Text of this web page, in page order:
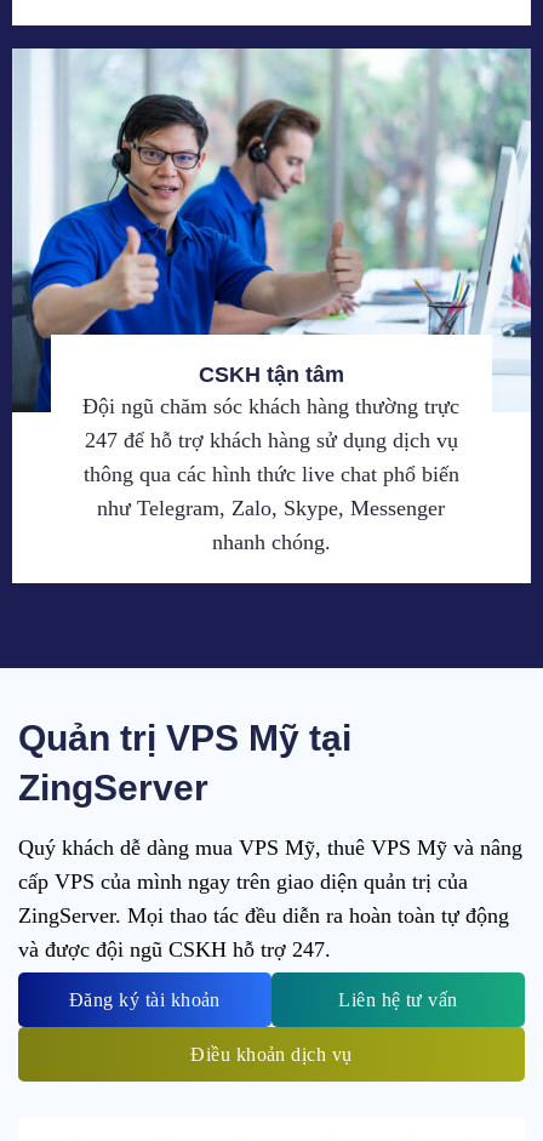
CSKH tận tâm
Đội ngũ chăm sóc khách hàng thường trực
247 để hỗ trợ khách hàng sử dụng dịch vụ
thông qua các hình thức live chat phổ biến
như Telegram, Zalo, Skype, Messenger
nhanh chóng.
Quản trị VPS Mỹ tại
ZingServer
Quý khách dễ dàng mua VPS Mỹ, thuê VPS Mỹ và nâng
cấp VPS của mình ngay trên giao diện quản trị của
ZingServer. Mọi thao tác đều diễn ra hoàn toàn tự động
và được đội ngũ CSKH hỗ trợ 247.
Đăng ký tài khoản Liên hệ tư vấn
Điều khoản dịch vụ